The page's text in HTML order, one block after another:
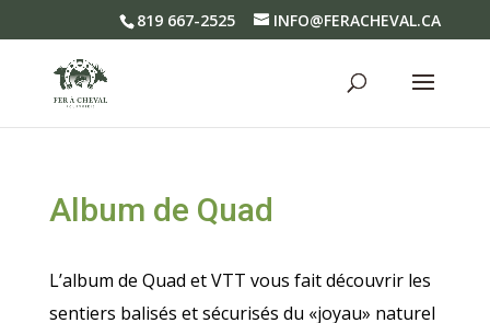
819 667-2525 INFO@FERACHEVAL.CA
Album de Quad
L’album de Quad et VTT vous fait découvrir les
sentiers balisés et sécurisés du «joyau» naturel